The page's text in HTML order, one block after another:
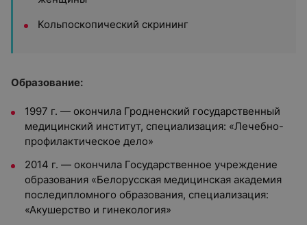
Кольпоскопический скрининг
Образование:
1997 г. — окончила Гродненский государственный
медицинский институт, специализация: «Лечебно-
профилактическое дело»
2014 г. — окончила Государственное учреждение
образования «Белорусская медицинская академия
последипломного образования, специализация:
«Акушерство и гинекология»